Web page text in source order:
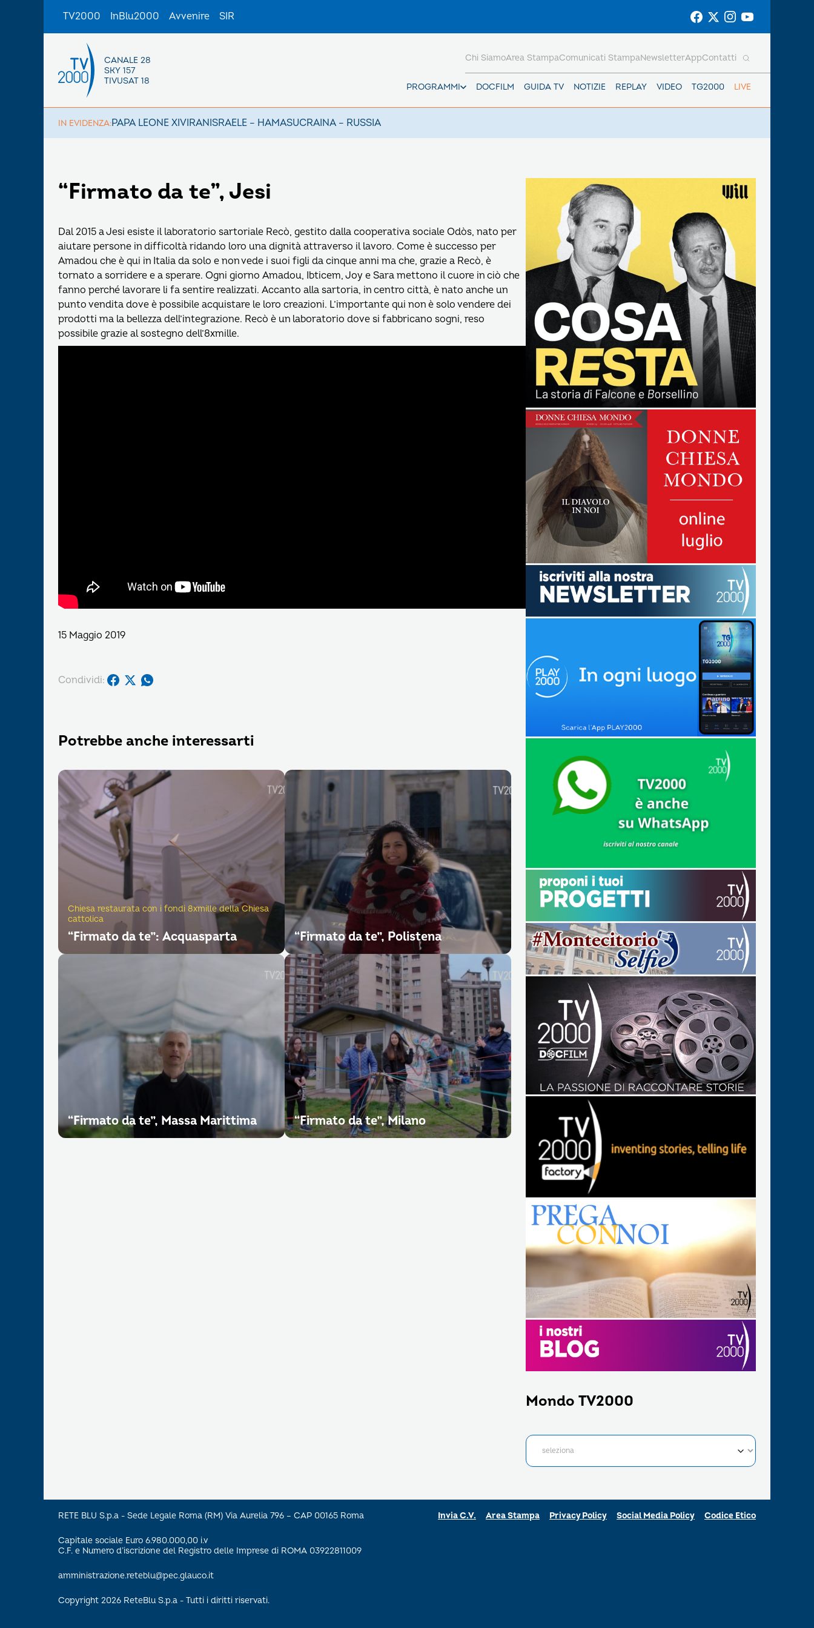
TV2000 InBlu2000 Avvenire SIR
CANALE 28
SKY 157
TIVUSAT 18
PROGRAMMI DOCFILM GUIDA TV NOTIZIE REPLAY VIDEO TG2000 LIVE
Chi SiamoArea StampaComunicati StampaNewsletterAppContatti
IN EVIDENZA:PAPA LEONE XIVIRANISRAELE – HAMASUCRAINA – RUSSIA
“Firmato da te”, Jesi
Dal 2015 a Jesi esiste il laboratorio sartoriale Recò, gestito dalla cooperativa sociale Odòs, nato per
aiutare persone in difficoltà ridando loro una dignità attraverso il lavoro. Come è successo per
Amadou che è qui in Italia da solo e non vede i suoi figli da cinque anni ma che, grazie a Recò, è
tornato a sorridere e a sperare. Ogni giorno Amadou, Ibticem, Joy e Sara mettono il cuore in ciò che
fanno perché lavorare li fa sentire realizzati. Accanto alla sartoria, in centro città, è nato anche un
punto vendita dove è possibile acquistare le loro creazioni. L’importante qui non è solo vendere dei
prodotti ma la bellezza dell’integrazione. Recò è un laboratorio dove si fabbricano sogni, reso
possibile grazie al sostegno dell’8xmille.
15 Maggio 2019
Condividi:
Potrebbe anche interessarti
Chiesa restaurata con i fondi 8xmille della Chiesa
cattolica
“Firmato da te”: Acquasparta “Firmato da te”, Polistena
“Firmato da te”, Massa Marittima “Firmato da te”, Milano
Mondo TV2000
RETE BLU S.p.a - Sede Legale Roma (RM) Via Aurelia 796 – CAP 00165 Roma
Capitale sociale Euro 6.980.000,00 i.v
C.F. e Numero d’iscrizione del Registro delle Imprese di ROMA 03922811009
amministrazione.reteblu@pec.glauco.it
Copyright 2026 ReteBlu S.p.a - Tutti i diritti riservati.
Invia C.V. Area Stampa Privacy Policy Social Media Policy Codice Etico